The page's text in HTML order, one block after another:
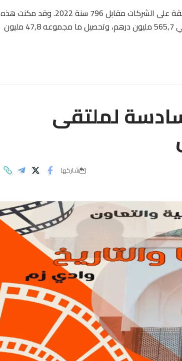
وفي سنة 2023، نفذت المصالح الجمركية 996 مهمة مراقبة لاحقة على الشركات مقابل 796 سنة 2022. وقد مكنت هذه
المراقبة من الكشف عن رسوم وضرائب متهرب منها قيمتها حوالي 565,7 مليون درهم، وتحصيل ما مجموعه 47,8 مليون
لملتقى
شاركها